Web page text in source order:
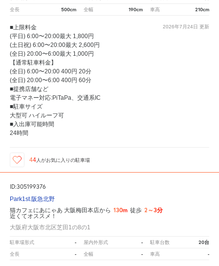
全長 500cm 全幅 190cm 車高 210cm
2026年7月24日 更新
■上限料金
(平日) 6:00〜20:00最大 1,800円
(土日祝) 6:00〜20:00最大 2,600円
(全日) 20:00〜6:00最大 1,000円
【通常駐車料金】
(全日) 6:00〜20:00 400円 20分
(全日) 20:00〜6:00 400円 60分
■提携店舗など
電子マネー対応:PiTaPa、交通系IC
■駐車サイズ
大型可 ハイルーフ可
■入出庫可能時間
24時間
44人がお気に入りの駐車場
ID:305199376
Park1st.阪急北野
猫カフェにあにゃあ 大阪梅田本店から 130m 徒歩 2～3分
近くてオススメ！
大阪府大阪市北区芝田1の8の1
駐車場形式 - 屋内外形式 - 駐車台数 20台
全長 - 全幅 - 車高 -